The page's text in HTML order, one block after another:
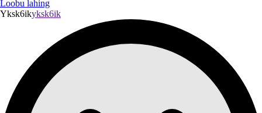
Loobu lahing
Yksk6ikyksk6ik